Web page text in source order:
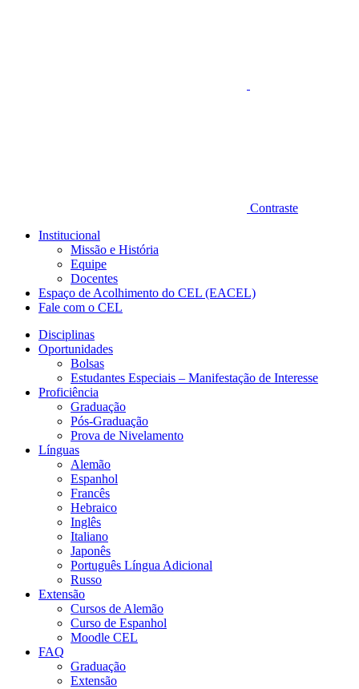
Contraste
Institucional
Missão e História
Equipe
Docentes
Espaço de Acolhimento do CEL (EACEL)
Fale com o CEL
Disciplinas
Oportunidades
Bolsas
Estudantes Especiais – Manifestação de Interesse
Proficiência
Graduação
Pós-Graduação
Prova de Nivelamento
Línguas
Alemão
Espanhol
Francês
Hebraico
Inglês
Italiano
Japonês
Português Língua Adicional
Russo
Extensão
Cursos de Alemão
Curso de Espanhol
Moodle CEL
FAQ
Graduação
Extensão